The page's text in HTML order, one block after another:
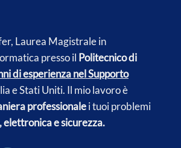
Laurea Magistrale in
presso il Politecnico di
di esperienza nel Supporto
eStati Uniti. Il mio lavoro è
professionalei tuoi problemi
e sicurezza.